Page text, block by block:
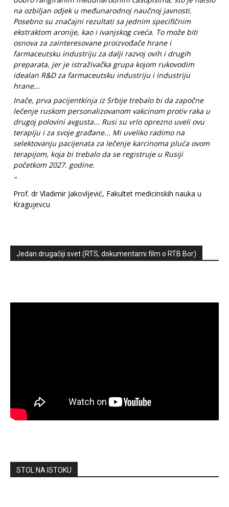
na ozbiljan odjek u međunarodnoj naučnoj javnosti.
Posebno su značajni rezultati sa jednim specifičnim
ekstraktom aronije, kao i ivanjskog cveća. To može biti
osnova za zainteresovane proizvođače hrane i
farmaceutsku industriju za dalji razvoj ovih i drugih
preparata, jer je istraživačka grupa kojom rukovodim
idealan R&D za farmaceutsku industriju i industriju
hrane...
Inače, prva pacijentkinja iz Srbije trebalo bi da započne
lečenje ruskom personalizovanom vakcinom protiv raka u
drugoj polovini avgusta... Rusi su vrlo oprezno uveli ovu
terapiju i za svoje građane... Mi uveliko radimo na
selektovanju pacijenata za lečenje karcinoma pluća ovom
terapijom, koja bi trebalo da se registruje u Rusiji
početkom 2027. godine.
"
Prof. dr Vladimir Jakovljević, Fakultet medicinskih nauka u
Kragujevcu
Jedan drugačiji svet (RTS, dokumentarni film o RTB Bor)
STOL NA ISTOKU